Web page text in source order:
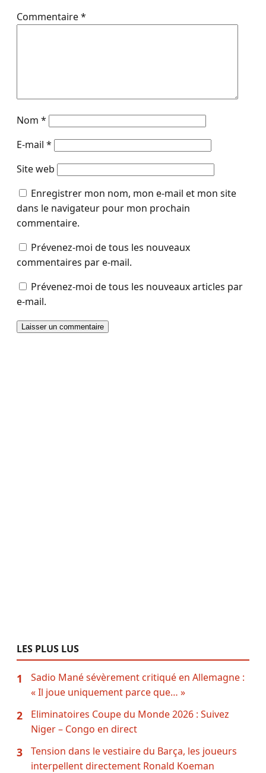
Commentaire*
Nom *
E-mail *
Site web
Enregistrer mon nom, mon e-mail et mon site
dans le navigateur pour mon prochain
commentaire.
Prévenez-moi de tous les nouveaux
commentaires par e-mail.
Prévenez-moi de tous les nouveaux articles par
e-mail.
LES PLUS LUS
1
Sadio Mané sévèrement critiqué en Allemagne :
« Il joue uniquement parce que… »
2
Eliminatoires Coupe du Monde 2026 : Suivez
Niger – Congo en direct
3
Tension dans le vestiaire du Barça, les joueurs
interpellent directement Ronald Koeman